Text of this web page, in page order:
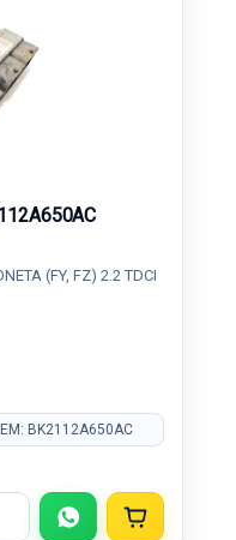
(FY, FZ) 2.2 TDCI
BK2112A650AC